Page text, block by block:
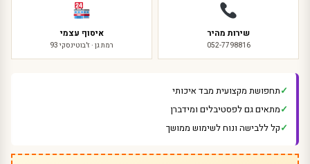
שירות מהיר
052-7798816
איסוף עצמי
רמת גן · ז'בוטינסקי 93
תחפושת מקצועית מבד איכותי
מתאים גם לפסטיבלים ומידברן
קל ללבישה ונוח לשימוש ממושך